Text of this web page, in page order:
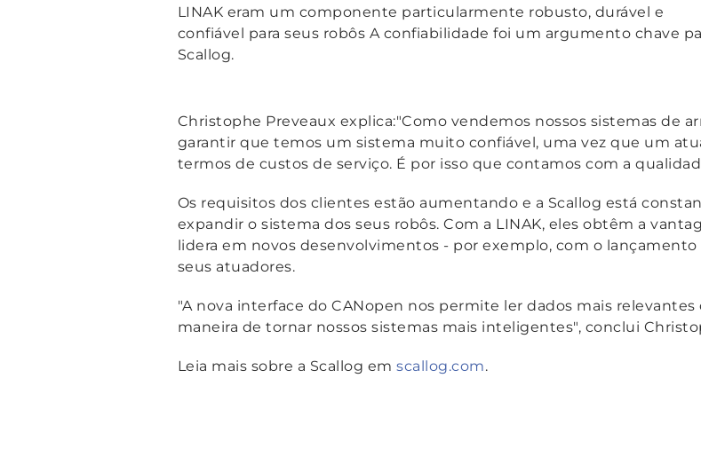
LINAK eram um componente particularmente robusto, durável e
confiável para seus robôs A confiabilidade foi um argumento chave
Scallog.
Christophe Preveaux explica:"Como vendemos nossos sistemas de
garantir que temos um sistema muito confiável, uma vez que um
termos de custos de serviço. É por isso que contamos com a
Os requisitos dos clientes estão aumentando e a Scallog está
expandir o sistema dos seus robôs. Com a LINAK, eles obtêm a
lidera em novos desenvolvimentos - por exemplo, com o
seus atuadores.
"A nova interface do CANopen nos permite ler dados mais
maneira de tornar nossos sistemas mais inteligentes", conclui
Leia mais sobre a Scallog em scallog.com.